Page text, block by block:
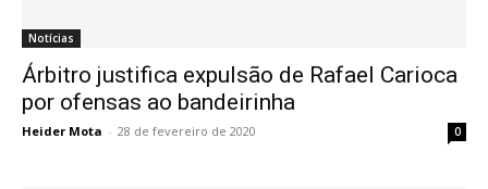
Notícias
Árbitro justifica expulsão de Rafael Carioca
por ofensas ao bandeirinha
Heider Mota - 28 de fevereiro de 2020 0